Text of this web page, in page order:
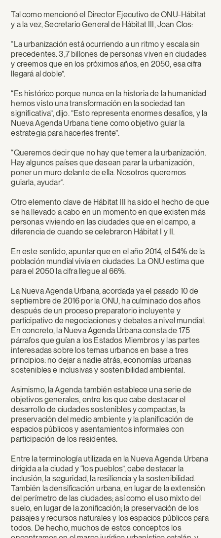
Tal como mencionó el Director Ejecutivo de ONU-Hábitat
y a la vez, Secretario General de Hábitat III, Joan Clos:
“La urbanización está ocurriendo a un ritmo y escala sin
precedentes. 3,7 billones de personas viven en ciudades
y creemos que en los próximos años, en 2050, esa cifra
llegará al doble”.
“Es histórico porque nunca en la historia de la humanidad
hemos visto una transformación en la sociedad tan
significativa”, dijo. “Esto representa enormes desafíos, y la
Nueva Agenda Urbana tiene como objetivo guiar la
estrategia para hacerles frente”.
“Queremos decir que no hay que temer a la urbanización.
Hay algunos países que desean parar la urbanización,
poner un muro delante de ella. Nosotros queremos
guiarla, ayudar”.
Otro elemento clave de Hábitat III ha sido el hecho de que
se ha llevado a cabo en un momento en que existen más
personas viviendo en las ciudades que en el campo, a
diferencia de cuando se celebraron Hábitat I y II.
En este sentido, apuntar que en el año 2014, el 54% de la
población mundial vivía en ciudades. La ONU estima que
para el 2050 la cifra llegue al 66%.
La Nueva Agenda Urbana, acordada ya el pasado 10 de
septiembre de 2016 por la ONU, ha culminado dos años
después de un proceso preparatorio incluyente y
participativo de negociaciones y debates a nivel mundial.
En concreto, la Nueva Agenda Urbana consta de 175
párrafos que guían a los Estados Miembros y las partes
interesadas sobre los temas urbanos en base a tres
principios: no dejar a nadie atrás, economías urbanas
sostenibles e inclusivas y sostenibilidad ambiental.
Asimismo, la Agenda también establece una serie de
objetivos generales, entre los que cabe destacar el
desarrollo de ciudades sostenibles y compactas, la
preservación del medio ambiente y la planificación de
espacios públicos y asentamientos informales con
participación de los residentes.
Entre la terminología utilizada en la Nueva Agenda Urbana
dirigida a la ciudad y “los pueblos”, cabe destacar la
inclusión, la seguridad, la resiliencia y la sostenibilidad.
También la densificación urbana, en lugar de la extensión
del perímetro de las ciudades; así como el uso mixto del
suelo, en lugar de la zonificación; la preservación de los
paisajes y recursos naturales y los espacios públicos para
todos. De hecho, muchos de estos conceptos los